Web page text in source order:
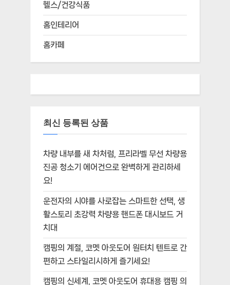
헬스/건강식품
홈인테리어
홈카페
최신 등록된 상품
차량 내부를 새 차처럼, 프리라벨 무선 차량용
진공 청소기 에어건으로 완벽하게 관리하세
요!
운전자의 시야를 사로잡는 스마트한 선택, 생
활스토리 초강력 차량용 핸드폰 대시보드 거
치대
캠핑의 계절, 코멧 아웃도어 원터치 텐트로 간
편하고 스타일리시하게 즐기세요!
캠핑의 신세계, 코멧 아웃도어 휴대용 캠핑 의